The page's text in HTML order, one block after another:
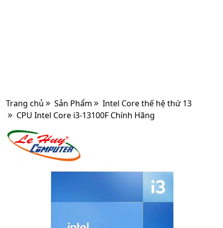
Trang chủ Sản Phẩm
Intel Core thế hệ thứ 13
CPU Intel Core i3-13100F Chính Hãng